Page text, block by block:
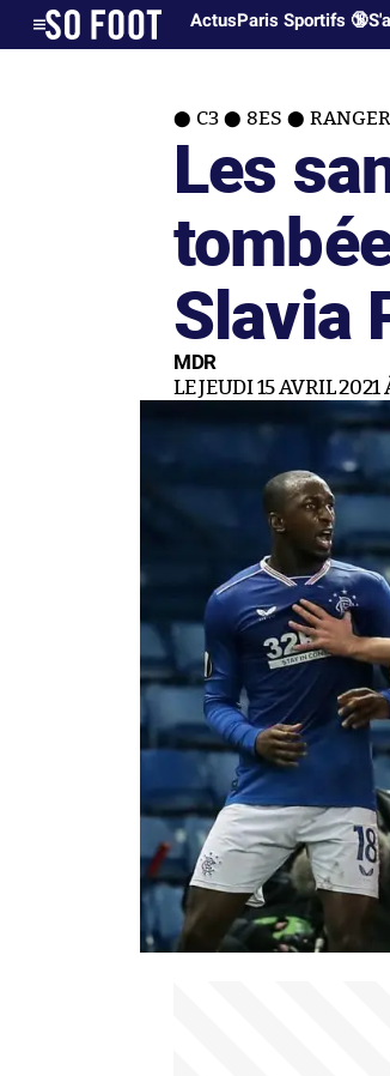
ActusParis Sportifs 🔞
C3 8ES
Les
Slavia
MDR
LE JEUDI 15 AVRIL 2021